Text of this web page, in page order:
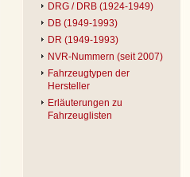
DRG / DRB (1924-1949)
DB (1949-1993)
DR (1949-1993)
NVR-Nummern (seit 2007)
Fahrzeugtypen der
Hersteller
Erläuterungen zu
Fahrzeuglisten